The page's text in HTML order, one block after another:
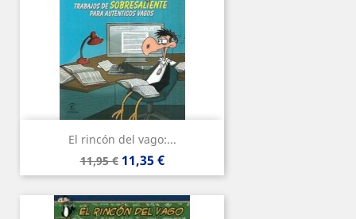
El rincón del vago:...
Precio
base
11,95 € Precio
11,35 €